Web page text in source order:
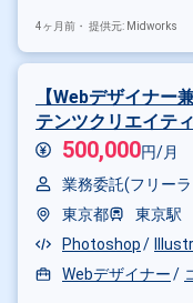
4ヶ月前・ 提供元: Midworks
【Webデザイナー
テンツクリエイテ
500,000円/月
業務委託(フリー
東京都
東京駅
Photoshop
Webデザイナー